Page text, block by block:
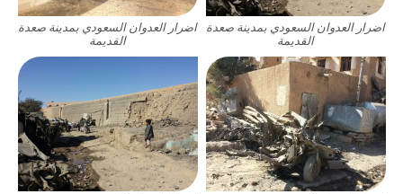
اضرار العدوان السعودي بمدينة صعدة
القديمة
اضرار العدوان السعودي بمدينة صعدة
القديمة